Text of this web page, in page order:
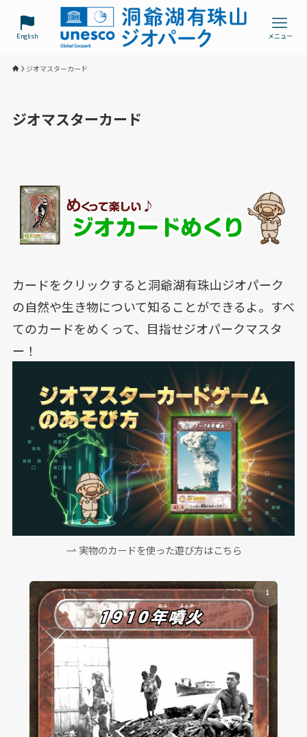
English メニュー
ジオマスターカード
ジオマスターカード
カードをクリックすると洞爺湖有珠山ジオパーク
の自然や生き物について知ることができるよ。すべ
てのカードをめくって、目指せジオパークマスタ
ー！
実物のカードを使った遊び方はこちら